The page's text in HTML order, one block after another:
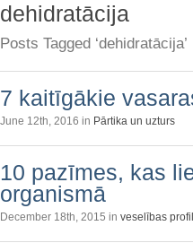
dehidratācija
Posts Tagged ‘dehidratācija’
7 kaitīgākie
June 12th, 2016 in Pārtika un uzturs
10 pazīmes, kas
organismā
December 18th, 2015 in veselības